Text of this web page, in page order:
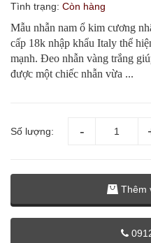
Tình trạng: Còn hàng
Mẫu nhẫn nam ổ kim cương
cấp 18k nhập khẩu Italy thể
mạnh. Đeo nhẫn vàng trắng
được một chiếc nhẫn vừa ...
Số lượng:
Thêm